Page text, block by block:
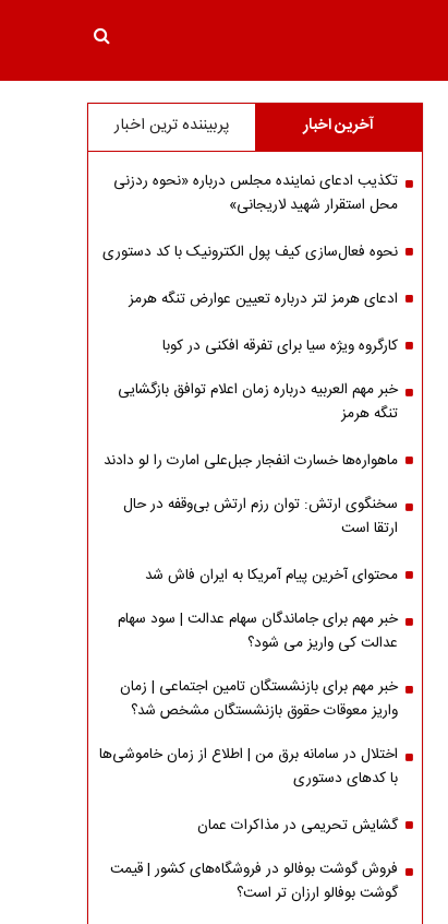
آخرین اخبار پربیننده ترین اخبار
تکذیب ادعای نماینده مجلس درباره «نحوه ردزنی
محل استقرار شهید لاریجانی»
نحوه فعال‌سازی کیف پول الکترونیک با کد دستوری
ادعای هرمز لتر درباره تعیین عوارض تنگه هرمز
کارگروه ویژه سیا برای تفرقه افکنی در کوبا
خبر مهم العربیه درباره زمان اعلام توافق بازگشایی
تنگه هرمز
ماهواره‌‌ها خسارت انفجار جبل‌علی امارت را لو دادند
سخنگوی ارتش: توان رزم ارتش بی‌وقفه در حال
ارتقا است
محتوای آخرین پیام آمریکا به ایران فاش شد
خبر مهم برای جاماندگان سهام عدالت | سود سهام
عدالت کی واریز می شود؟
خبر مهم برای بازنشستگان تامین اجتماعی | زمان
واریز معوقات حقوق بازنشستگان مشخص شد؟
اختلال در سامانه برق من | اطلاع از زمان خاموشی‌ها
با کدهای دستوری
گشایش تحریمی در مذاکرات عمان
فروش گوشت بوفالو در فروشگاه‌های کشور | قیمت
گوشت بوفالو ارزان تر است؟